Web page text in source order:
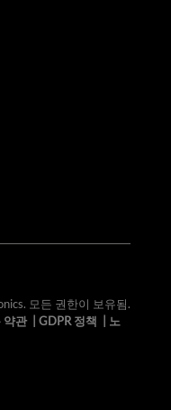
모든 권한이 보유됨.
약관| GDPR 정책
노